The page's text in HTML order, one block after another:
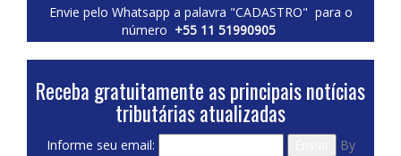
Envie pelo Whatsapp a palavra "CADASTRO" para o
número +55 11 51990905
Receba gratuitamente as principais notícias
tributárias atualizadas
Informe seu email:
By